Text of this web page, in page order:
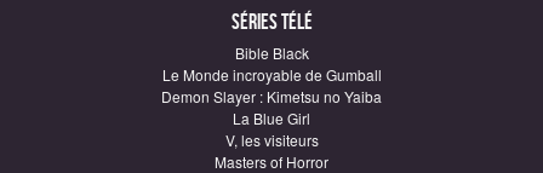
Séries télé
Bible Black
Le Monde incroyable de Gumball
Demon Slayer : Kimetsu no Yaiba
La Blue Girl
V, les visiteurs
Masters of Horror